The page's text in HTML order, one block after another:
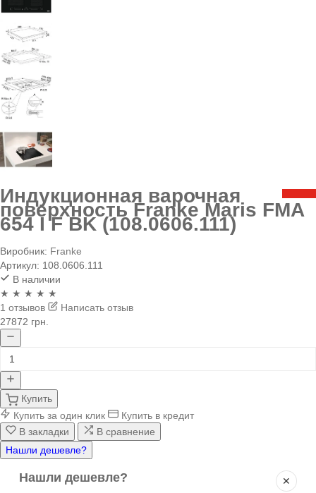
Индукционная варочная
поверхность Franke Maris FMA
654 I F BK (108.0606.111)
Виробник: Franke
Артикул: 108.0606.111
В наличии
★ ★ ★ ★ ★
1 отзывов
Написать отзыв
27872 грн.
Купить
Купить за один клик
Купить в кредит
В закладки
В сравнение
Нашли дешевле?
✕
Нашли дешевле?